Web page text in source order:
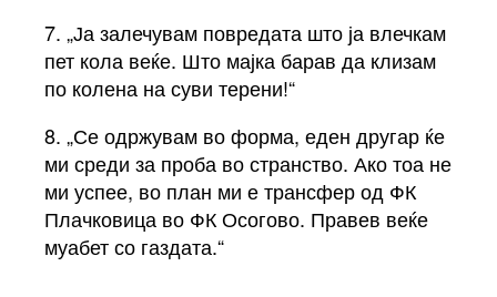
7. „Ја залечувам повредата што ја влечкам
пет кола веќе. Што мајка барав да клизам
по колена на суви терени!“
8. „Се одржувам во форма, еден другар ќе
ми среди за проба во странство. Ако тоа не
ми успее, во план ми е трансфер од ФК
Плачковица во ФК Осогово. Правев веќе
муабет со газдата.“